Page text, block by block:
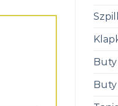
Buty
Buty